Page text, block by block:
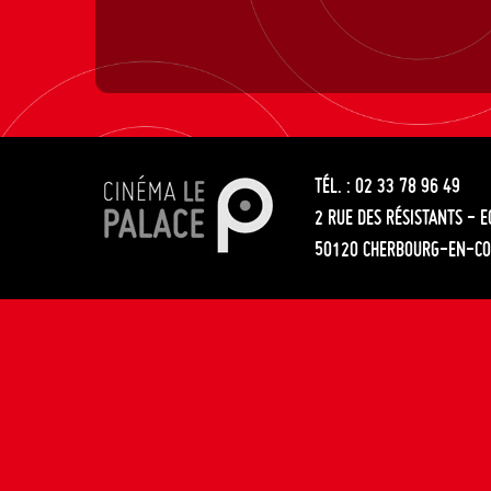
TÉL. : 02 33 78 96 49
2 RUE DES RÉSISTANTS -
50120 CHERBOURG-EN-